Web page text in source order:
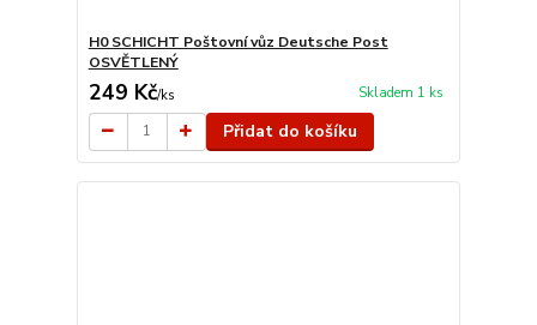
H0 SCHICHT Poštovní vůz Deutsche Post
OSVĚTLENÝ
249 Kč/ks Skladem 1 ks
Přidat do košíku